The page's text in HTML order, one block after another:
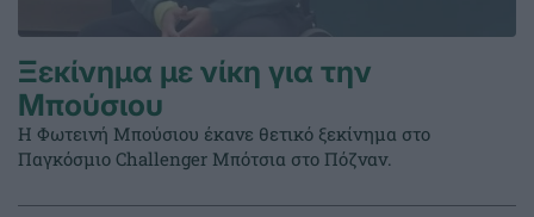
Ξεκίνημα με νίκη για την
Μπούσιου
Η Φωτεινή Μπούσιου έκανε θετικό ξεκίνημα στο
Παγκόσμιο Challenger Μπότσια στο Πόζναν.